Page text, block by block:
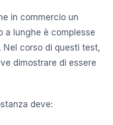
in commercio un
a lunghe è complesse
Nel corso di questi test,
dimostrare di essere
deve: